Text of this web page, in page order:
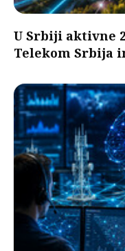
U Srbiji aktivne
Telekom Srbija